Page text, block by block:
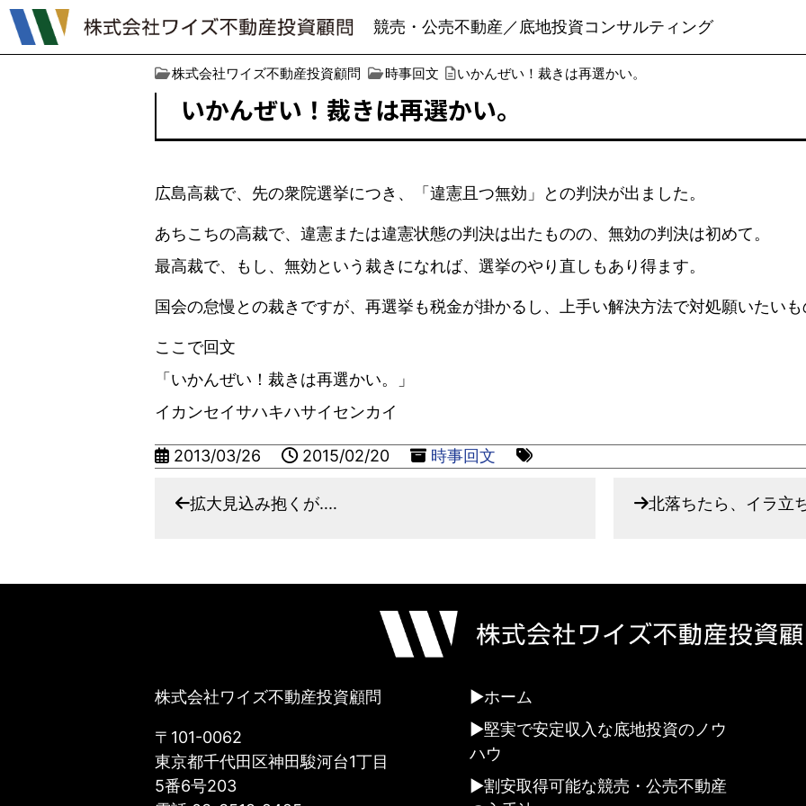
競売・公売不動産／底地投資コンサルティング
株式会社ワイズ不動産投資顧問 時事回文 いかんぜい！裁きは再選かい。
いかんぜい！裁きは再選かい。
広島高裁で、先の衆院選挙につき、「違憲且つ無効」との判決が出ました。
あちこちの高裁で、違憲または違憲状態の判決は出たものの、無効の判決は初めて。
最高裁で、もし、無効という裁きになれば、選挙のやり直しもあり得ます。
国会の怠慢との裁きですが、再選挙も税金が掛かるし、上手い解決方法で対処願いたい
ここで回文
「いかんぜい！裁きは再選かい。」
イカンセイサハキハサイセンカイ
2013/03/26 2015/02/20 時事回文
拡大見込み抱くが‥‥ 北落ちたら、イラ立
株式会社ワイズ不動産投資顧問
〒101-0062
東京都千代田区神田駿河台1丁目
5番6号203
ホーム
堅実で安定収入な底地投資のノウ
ハウ
割安取得可能な競売・公売不動産